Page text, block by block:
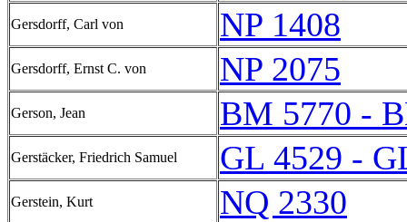
Gersdorff, Carl von NP 1408
Gersdorff, Ernst C. von NP 2075
Gerson, Jean BM 5770 -
Gerstäcker, Friedrich Samuel GL 4529 -
Gerstein, Kurt NQ 2330